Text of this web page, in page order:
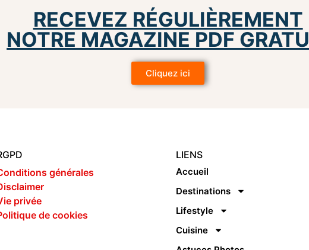
RECEVEZ RÉGULIÈREMENT
NOTRE MAGAZINE PDF
Cliquez ici
générales
privée
de cookies
LIENS
Accueil
Destinations
Lifestyle
Cuisine